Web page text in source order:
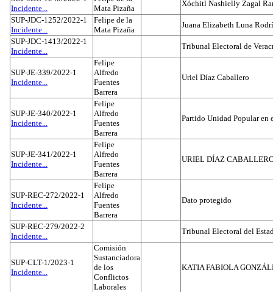
Incidente...
Mata Pizaña
Xóchitl Nashielly Zagal
SUP-JDC-1252/2022-1
Incidente...
Felipe de la
Mata Pizaña
Juana Elizabeth Luna
SUP-JDC-1413/2022-1
Incidente...
Tribunal Electoral de
SUP-JE-339/2022-1
Incidente...
Felipe
Alfredo
Fuentes
Barrera
Uriel Díaz Caballero
SUP-JE-340/2022-1
Incidente...
Felipe
Alfredo
Fuentes
Barrera
Partido Unidad Popular en
SUP-JE-341/2022-1
Incidente...
Felipe
Alfredo
Fuentes
Barrera
URIEL DÍAZ
SUP-REC-272/2022-1
Incidente...
Felipe
Alfredo
Fuentes
Barrera
Dato protegido
SUP-REC-279/2022-2
Incidente...
Tribunal Electoral del
SUP-CLT-1/2023-1
Incidente...
Comisión
Sustanciadora
de los
Conflictos
Laborales
KATIA FABIOLA